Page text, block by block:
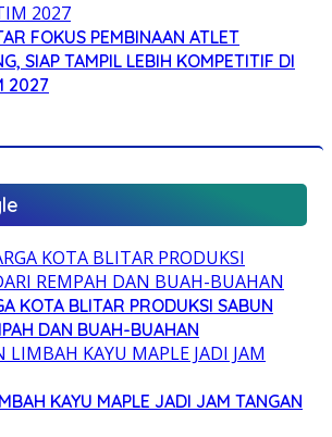
FOKUS PEMBINAAN ATLET
SIAP TAMPIL LEBIH KOMPETITIF DI
2027
KOTA BLITAR PRODUKSI SABUN
DAN BUAH-BUAHAN
KAYU MAPLE JADI JAM TANGAN